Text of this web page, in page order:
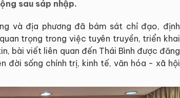
sau sáp nhập.
và địa phương đã bám sát chỉ đạo, định
trọng trong việc tuyên truyền, triển khai
bài viết liên quan đến Thái Bình được đăng
đời sống chính trị, kinh tế, văn hóa - xã hội